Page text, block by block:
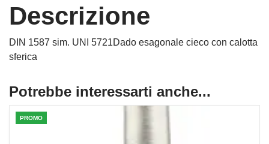
Descrizione
DIN 1587 sim. UNI 5721Dado esagonale cieco con calotta
sferica
Potrebbe interessarti anche...
PROMO